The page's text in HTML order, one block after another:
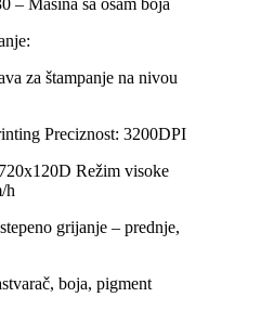
– Mašina sa osam boja
za štampanje na nivou
Preciznost: 3200DPI
Režim visoke
h
grijanje – prednje,
boja, pigment